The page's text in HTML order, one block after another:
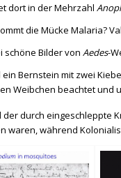
dort in der Mehrzahl
die Mücke Malaria?
schöne Bilder von Aedes-
ein Bernstein mit zwei
Weibchen beachtet und
der durch
waren, während